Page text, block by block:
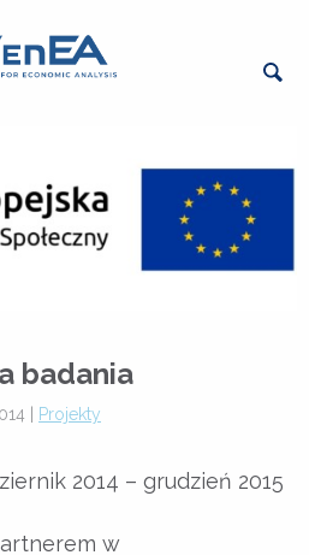
badania
| Projekty
2014 – grudzień 2015
w